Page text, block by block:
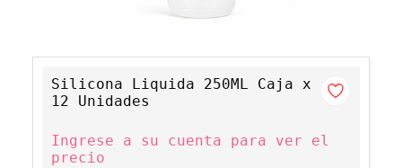
Silicona Liquida 250ML Caja x
12 Unidades
Ingrese a su cuenta para ver el
precio